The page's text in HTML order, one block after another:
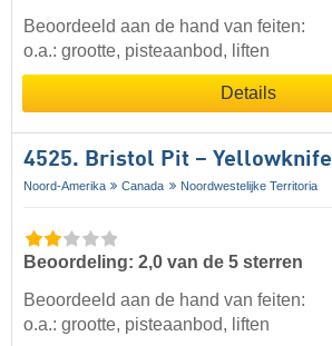
Beoordeeld aan de hand van feiten:
o.a.: grootte, pisteaanbod, liften
Details
4525. Bristol Pit – Yellowknife
Noord-Amerika Canada Noordwestelijke Territoria
Beoordeling: 2,0 van de 5 sterren
Beoordeeld aan de hand van feiten:
o.a.: grootte, pisteaanbod, liften